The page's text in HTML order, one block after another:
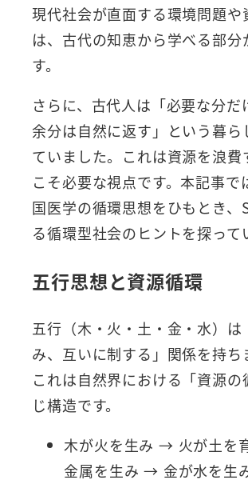
現代社会が直面する環境問題や
は、古代の知恵から学べる部分
す。
さらに、古代人は「必要な分だ
余分は自然に返す」という暮ら
ていました。これは資源を浪費
こそ必要な視点です。本記事で
国医学の循環思想をひもとき、
る循環型社会のヒントを探って
五行思想と資源循環
五行（木・火・土・金・水）は
み、互いに制する」関係を持ち
これは自然界における「資源の
じ構造です。
木が火を生み → 火が土を
金属を生み → 金が水を生